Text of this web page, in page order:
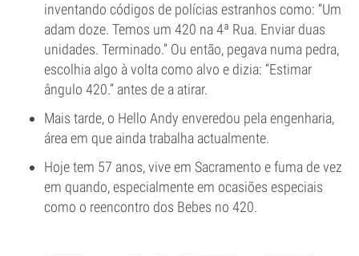
inventando códigos de polícias estranhos como: “Um
adam doze. Temos um 420 na 4ª Rua. Enviar duas
unidades. Terminado.” Ou então, pegava numa pedra,
escolhia algo à volta como alvo e dizia: “Estimar
ângulo 420.” antes de a atirar.
Mais tarde, o Hello Andy enveredou pela engenharia,
área em que ainda trabalha actualmente.
Hoje tem 57 anos, vive em Sacramento e fuma de vez
em quando, especialmente em ocasiões especiais
como o reencontro dos Bebes no 420.